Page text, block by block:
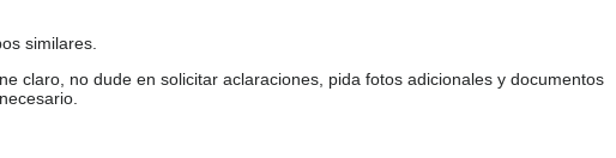
similares.
claro, no dude en solicitar aclaraciones, pida fotos adicionales y documentos